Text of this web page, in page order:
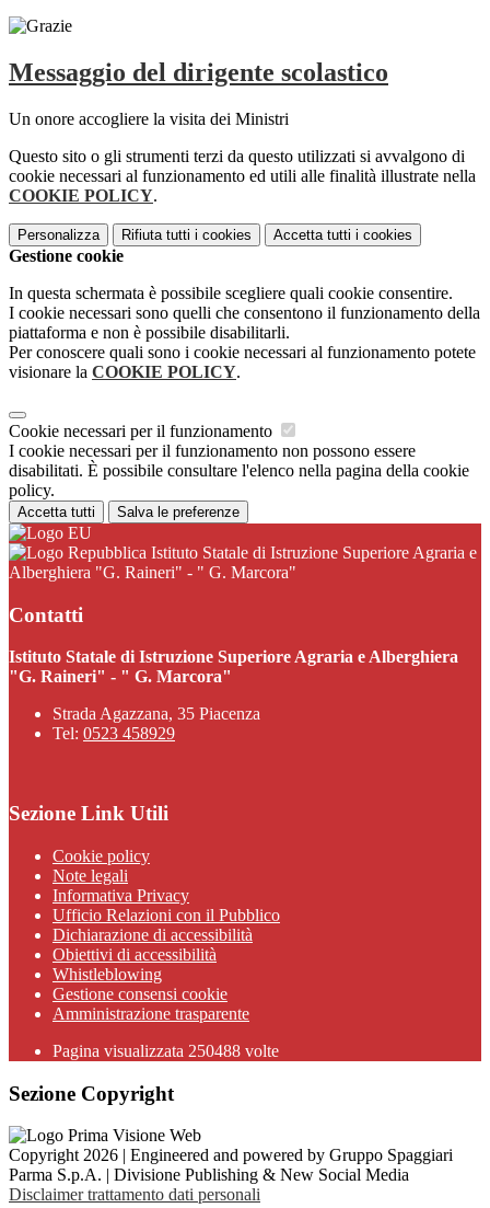
Messaggio del dirigente scolastico
Un onore accogliere la visita dei Ministri
Questo sito o gli strumenti terzi da questo utilizzati si avvalgono di
cookie necessari al funzionamento ed utili alle finalità illustrate nella
COOKIE POLICY.
Personalizza Rifiuta tutti i cookies Accetta tutti i cookies
Gestione cookie
In questa schermata è possibile scegliere quali cookie consentire.
I cookie necessari sono quelli che consentono il funzionamento della
piattaforma e non è possibile disabilitarli.
Per conoscere quali sono i cookie necessari al funzionamento potete
visionare la COOKIE POLICY.
Cookie necessari per il funzionamento
I cookie necessari per il funzionamento non possono essere
disabilitati. È possibile consultare l'elenco nella pagina della cookie
policy.
Accetta tutti Salva le preferenze
Istituto Statale di Istruzione Superiore Agraria e
Alberghiera "G. Raineri" - " G. Marcora"
Contatti
Istituto Statale di Istruzione Superiore Agraria e Alberghiera
"G. Raineri" - " G. Marcora"
Strada Agazzana, 35 Piacenza
Tel: 0523 458929
Sezione Link Utili
Cookie policy
Note legali
Informativa Privacy
Ufficio Relazioni con il Pubblico
Dichiarazione di accessibilità
Obiettivi di accessibilità
Whistleblowing
Gestione consensi cookie
Amministrazione trasparente
Pagina visualizzata 250488 volte
Sezione Copyright
Copyright 2026 | Engineered and powered by Gruppo Spaggiari
Parma S.p.A. | Divisione Publishing & New Social Media
Disclaimer trattamento dati personali